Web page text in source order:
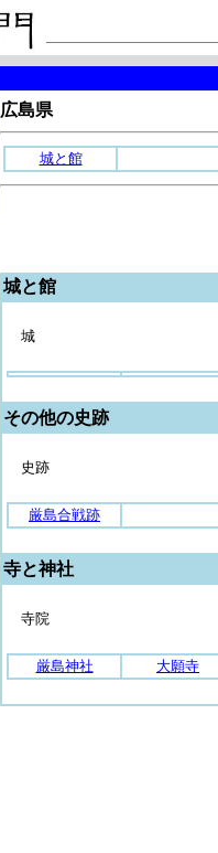
広島県
城と館
城と館
城
その他の史跡
史跡
厳島合戦跡
寺と神社
寺院
厳島神社 大願寺